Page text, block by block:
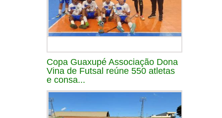
Copa Guaxupé Associação Dona
Vina de Futsal reúne 550 atletas
e consa...